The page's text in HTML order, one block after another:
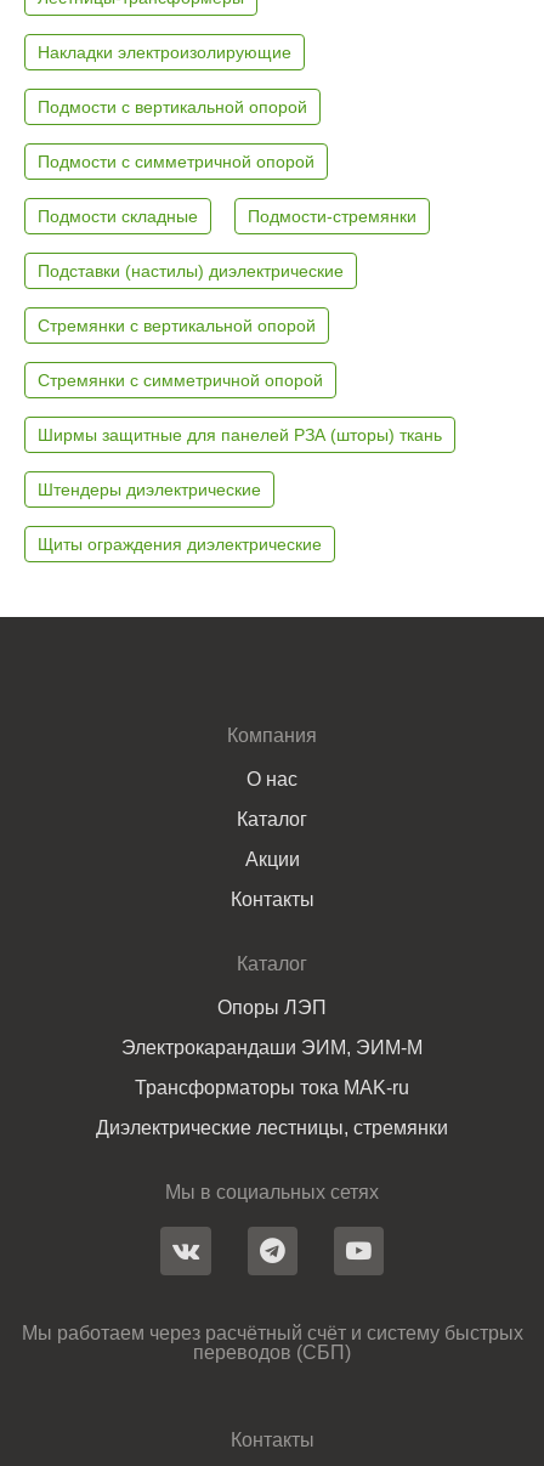
Накладки электроизолирующие
Подмости с вертикальной опорой
Подмости с симметричной опорой
Подмости складные Подмости-стремянки
Подставки (настилы) диэлектрические
Стремянки с вертикальной опорой
Стремянки с симметричной опорой
Ширмы защитные для панелей РЗА (шторы) ткань
Штендеры диэлектрические
Щиты ограждения диэлектрические
Компания
О нас
Каталог
Акции
Контакты
Каталог
Опоры ЛЭП
Электрокарандаши ЭИМ, ЭИМ-М
Трансформаторы тока MAK-ru
Диэлектрические лестницы, стремянки
Мы в социальных сетях
Мы работаем через расчётный счёт и систему быстрых
переводов (СБП)
Контакты